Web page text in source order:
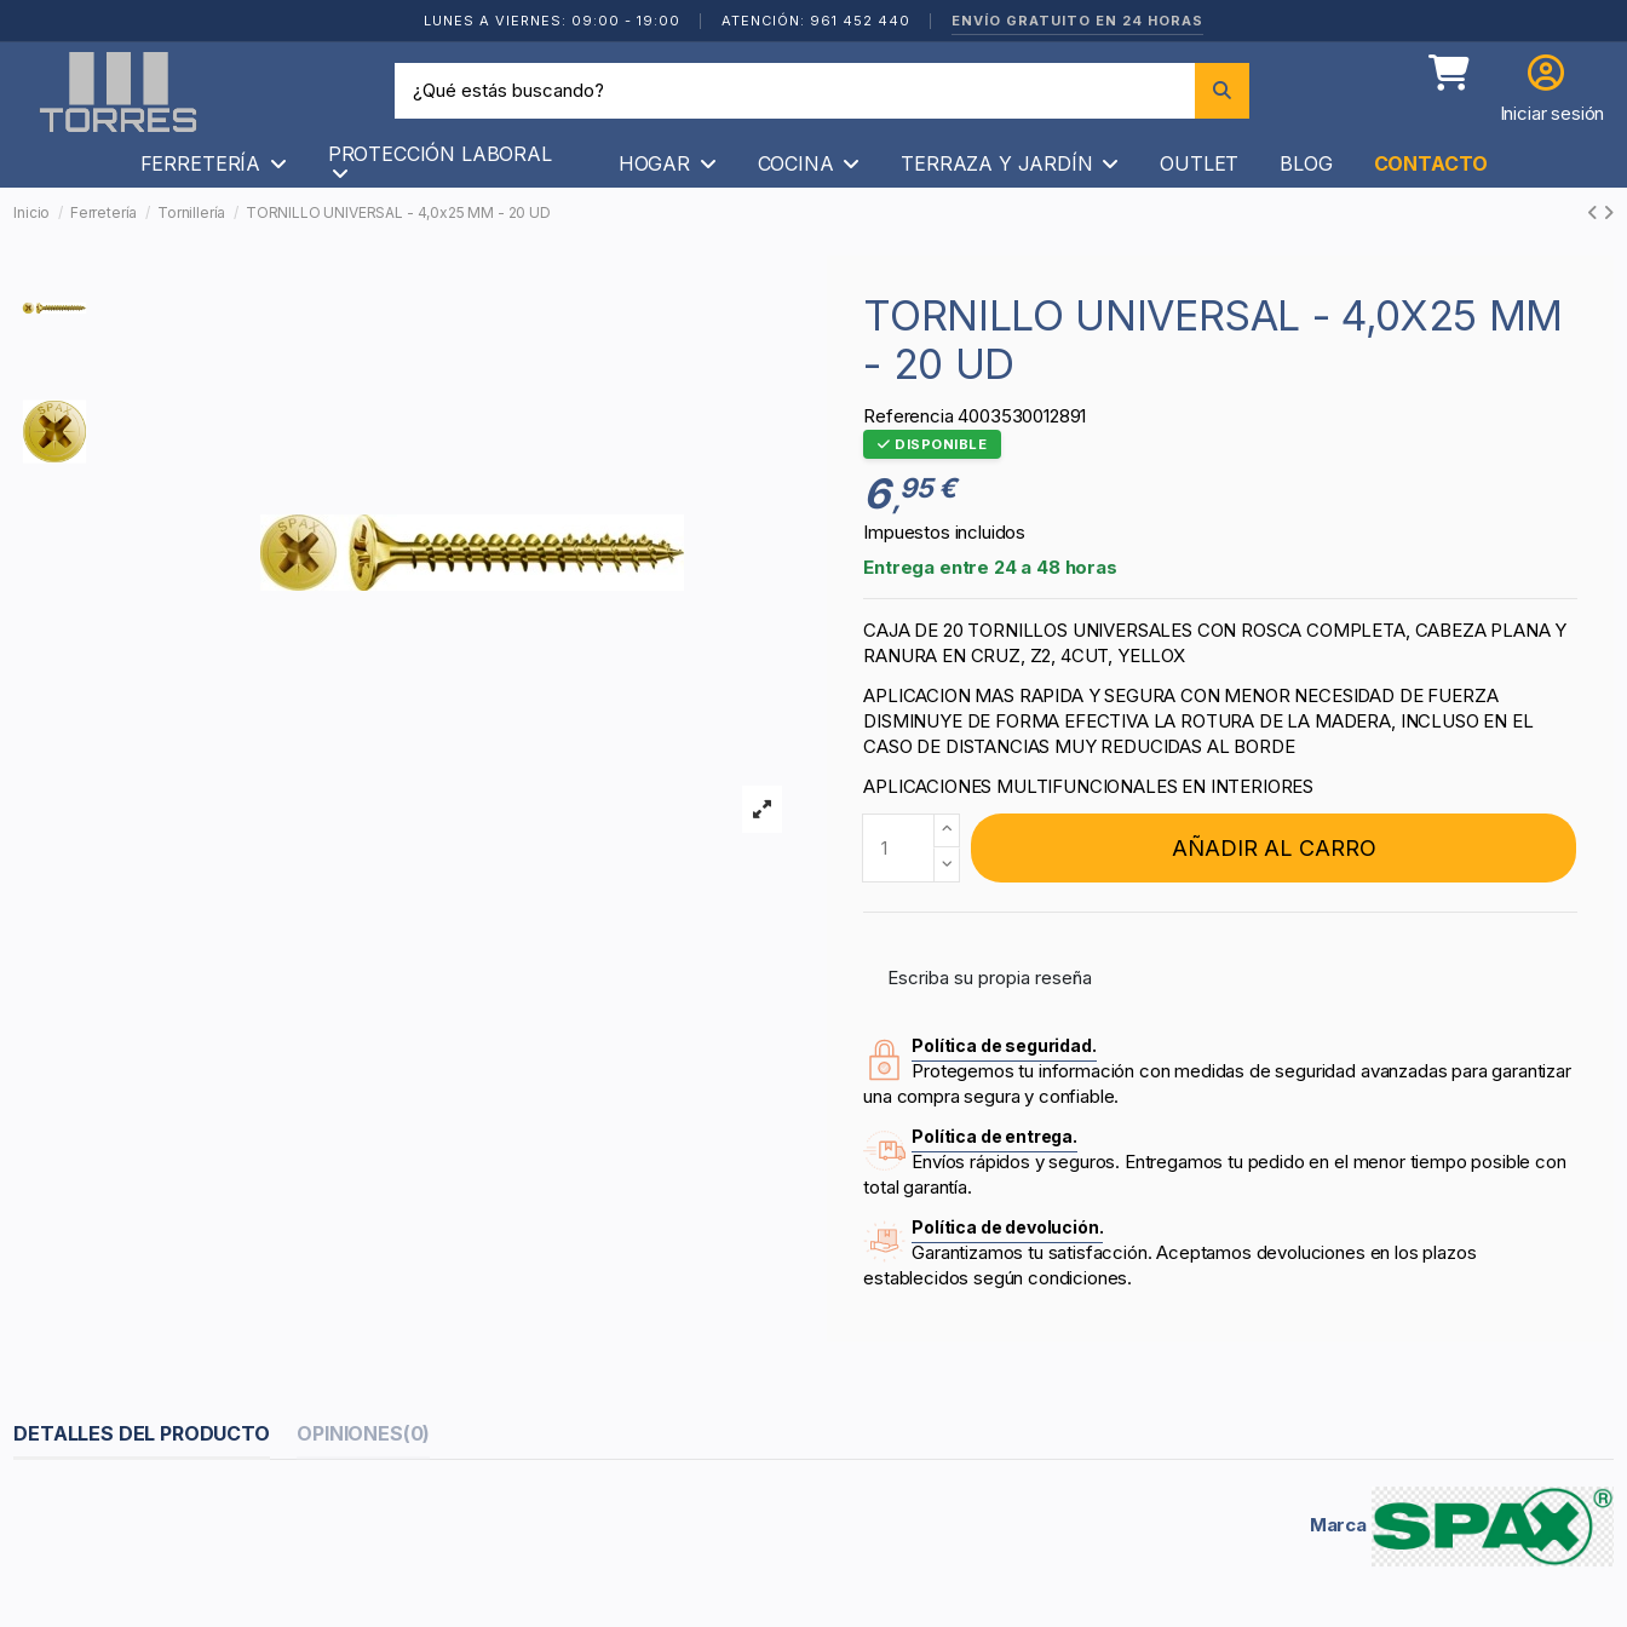
LUNES A VIERNES: 09:00 - 19:00 ATENCIÓN: 961 452 440 ENVÍO GRATUITO EN 24 HORAS
Iniciar sesión
FERRETERÍA PROTECCIÓN LABORAL HOGAR COCINA TERRAZA Y JARDÍN OUTLET BLOG CONTACTO
Inicio Ferretería Tornillería TORNILLO UNIVERSAL - 4,0x25 MM - 20 UD
TORNILLO UNIVERSAL - 4,0X25 MM
- 20 UD
Referencia 4003530012891
DISPONIBLE
6,95 €
Impuestos incluidos
Entrega entre 24 a 48 horas
CAJA DE 20 TORNILLOS UNIVERSALES CON ROSCA COMPLETA, CABEZA PLANA Y
RANURA EN CRUZ, Z2, 4CUT, YELLOX
APLICACION MAS RAPIDA Y SEGURA CON MENOR NECESIDAD DE FUERZA
DISMINUYE DE FORMA EFECTIVA LA ROTURA DE LA MADERA, INCLUSO EN EL
CASO DE DISTANCIAS MUY REDUCIDAS AL BORDE
APLICACIONES MULTIFUNCIONALES EN INTERIORES
AÑADIR AL CARRO
Escriba su propia reseña
Política de seguridad.
Protegemos tu información con medidas de seguridad avanzadas para garantizar
una compra segura y confiable.
Política de entrega.
Envíos rápidos y seguros. Entregamos tu pedido en el menor tiempo posible con
total garantía.
Política de devolución.
Garantizamos tu satisfacción. Aceptamos devoluciones en los plazos
establecidos según condiciones.
DETALLES DEL PRODUCTO OPINIONES(0)
Marca